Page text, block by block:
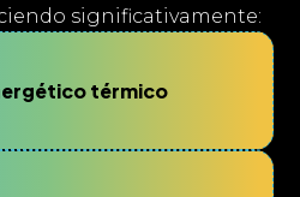
significativamente:
térmico